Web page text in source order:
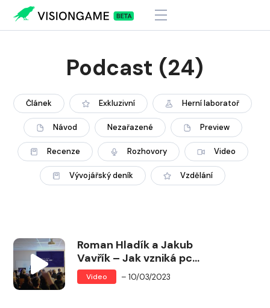
Podcast (24)
Článek Exkluzivní Herní laboratoř
Návod Nezařazené Preview
Recenze Rozhovory Video
Vývojářský deník Vzdělání
Roman Hladík a Jakub
Vavřík – Jak vzniká pc
hra, profese v herním
průmyslu a možnosti
Video – 10/03/2023